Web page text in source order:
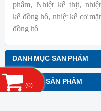
DANH MỤC SẢN PHẨM
TÌM KIẾM SẢN PHẨM
phẩm, Nhiệt kế thịt, nhiệt
kế đồng hồ, nhiệt kế cơ mặt
đồng hồ
Thương hiệu: Blue Gizmo
(0)